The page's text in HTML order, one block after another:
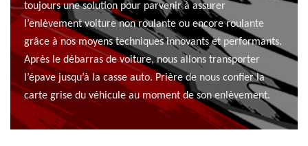
toujours une solution pour parvenir à assurer
l’enlèvement voiture non roulante ou encore roulante
grâce à nos moyens techniques innovants et performants.
Après le débarras de voiture, nous allons transporter
l’épave jusqu’à la casse auto. Prière de nous confier la
carte grise du véhicule au moment de son enlèvement.